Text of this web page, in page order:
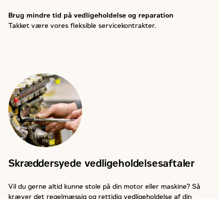
Brug mindre tid på vedligeholdelse og reparation
Takket være vores fleksible servicekontrakter.
Skræddersyede vedligeholdelsesaftaler
Vil du gerne altid kunne stole på din motor eller maskine? Så
kræver det regelmæssig og rettidig vedligeholdelse af din